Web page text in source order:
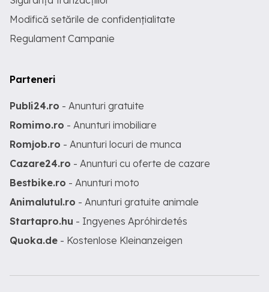
Modifică setările de confidențialitate
Regulament Campanie
Parteneri
Publi24.ro - Anunturi gratuite
Romimo.ro - Anunturi imobiliare
Romjob.ro - Anunturi locuri de munca
Cazare24.ro - Anunturi cu oferte de cazare
Bestbike.ro - Anunturi moto
Animalutul.ro - Anunturi gratuite animale
Startapro.hu - Ingyenes Apróhirdetés
Quoka.de - Kostenlose Kleinanzeigen